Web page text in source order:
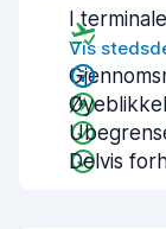
I
Vis
Delvis